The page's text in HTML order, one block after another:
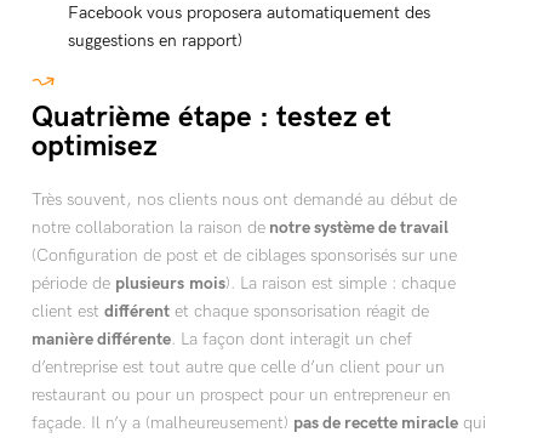
Facebook vous proposera automatiquement des
suggestions en rapport)
Quatrième étape : testez et
optimisez
Très souvent, nos clients nous ont demandé au début de
notre collaboration la raison denotre système de travail
(Configuration de post et de ciblages sponsorisés sur une
période de plusieurs mois). La raison est simple : chaque
client est différentet chaque sponsorisation réagit de
manière différente. La façon dont interagit un chef
d’entreprise est tout autre que celle d’un client pour un
restaurant ou pour un prospect pour un entrepreneur en
façade. Il n’y a (malheureusement) pas de recette miraclequi